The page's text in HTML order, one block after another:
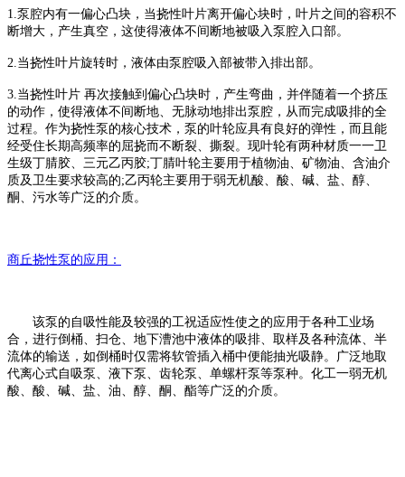
1.泵腔内有一偏心凸块，当挠性叶片离开偏心块时，叶片之间的容积不
断增大，产生真空，这使得液体不间断地被吸入泵腔入口部。
2.当挠性叶片旋转时，液体由泵腔吸入部被带入排出部。
3.当挠性叶片 再次接触到偏心凸块时，产生弯曲，并伴随着一个挤压
的动作，使得液体不间断地、无脉动地排出泵腔，从而完成吸排的全
过程。作为挠性泵的核心技术，泵的叶轮应具有良好的弹性，而且能
经受住长期高频率的屈挠而不断裂、撕裂。现叶轮有两种材质一一卫
生级丁腈胶、三元乙丙胶;丁腈叶轮主要用于植物油、矿物油、含油介
质及卫生要求较高的;乙丙轮主要用于弱无机酸、酸、碱、盐、醇、
酮、污水等广泛的介质。
商丘挠性泵的应用：
该泵的自吸性能及较强的工祝适应性使之的应用于各种工业场
合，进行倒桶、扫仓、地下漕池中液体的吸排、取样及各种流体、半
流体的输送，如倒桶时仅需将软管插入桶中便能抽光吸静。广泛地取
代离心式自吸泵、液下泵、齿轮泵、单螺杆泵等泵种。化工一弱无机
酸、酸、碱、盐、油、醇、酮、酯等广泛的介质。